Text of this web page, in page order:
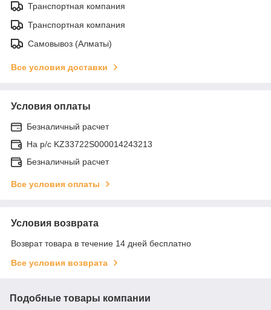
Транспортная компания
Транспортная компания
Самовывоз (Алматы)
Все условия доставки
Условия оплаты
Безналичный расчет
На р/c KZ33722S000014243213
Безналичный расчет
Все условия оплаты
Условия возврата
Возврат товара в течение 14 дней бесплатно
Все условия возврата
Подобные товары компании